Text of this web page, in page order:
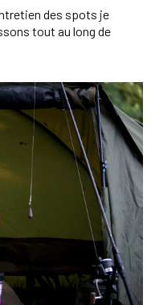
des spots je
tout au long de